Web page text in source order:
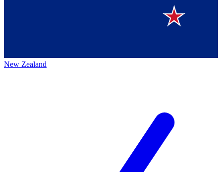
New Zealand